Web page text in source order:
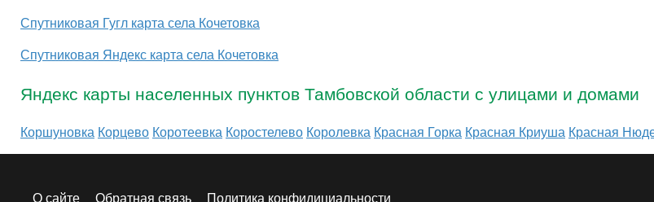
Спутниковая Гугл карта села Кочетовка
Спутниковая Яндекс карта села Кочетовка
Яндекс карты населенных пунктов Тамбовской области с улицами и домами
Коршуновка Корцево Коротеевка Коростелево Королевка Красная Горка Красная Криуша Красная
О сайте Обратная связь Политика конфидициальности